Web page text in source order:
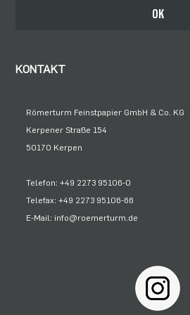
OK
KONTAKT
Römerturm Feinstpapier GmbH & Co. KG
Kerpener Straße 154
50170 Kerpen
Telefon: +49 2273 95106-0
Telefax: +49 2273 95106-66
E-Mail: info@roemerturm.de